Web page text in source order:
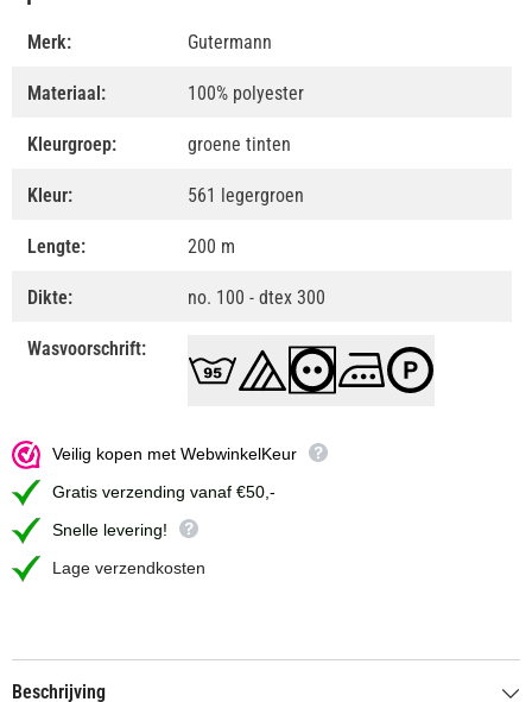
Merk: Gutermann
Materiaal: 100% polyester
Kleurgroep: groene tinten
Kleur: 561 legergroen
Lengte: 200 m
Dikte: no. 100 - dtex 300
Wasvoorschrift:
Veilig kopen met WebwinkelKeur
Gratis verzending vanaf €50,-
Snelle levering!
Lage verzendkosten
Beschrijving